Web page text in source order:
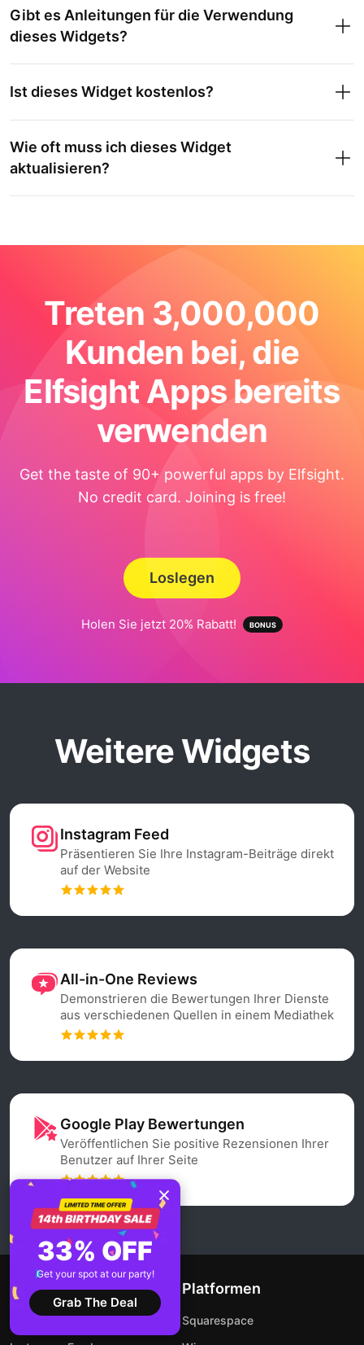
Gibt es Anleitungen für die Verwendung
dieses Widgets?
Ist dieses Widget kostenlos?
Wie oft muss ich dieses Widget
aktualisieren?
Treten 3,000,000
Kunden bei, die
Elfsight Apps bereits
verwenden
Get the taste of 90+ powerful apps by Elfsight.
No credit card. Joining is free!
Loslegen
Holen Sie jetzt 20% Rabatt!
Weitere Widgets
Instagram Feed
Präsentieren Sie Ihre Instagram-Beiträge direkt
auf der Website
All-in-One Reviews
Demonstrieren die Bewertungen Ihrer Dienste
aus verschiedenen Quellen in einem Mediathek
Google Play Bewertungen
Veröffentlichen Sie positive Rezensionen Ihrer
Benutzer auf Ihrer Seite
Widgets
Google Bewertungen
Platformen
Squarespace
33% OFF
Get your spot at our party!
Grab The Deal